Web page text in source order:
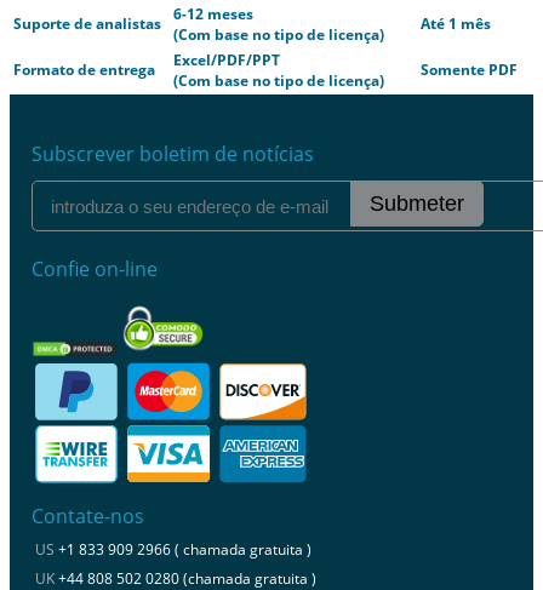
Suporte de analistas 6-12 meses
(Com base no tipo de licença)
Até 1 mês
Formato de entrega
Excel/PDF/PPT
(Com base no tipo de licença)
Somente PDF
Subscrever boletim de notícias
Submeter
Confie on-line
Contate-nos
US +1 833 909 2966 ( chamada gratuita )
UK+44 808 502 0280 (chamada gratuita )